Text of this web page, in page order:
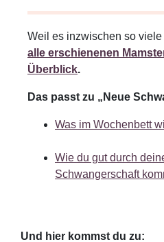
Weil es inzwischen so
alle erschienenen
Überblick.
Das passt zu „Neue
Was im Wochenbett
Wie du gut durch
Schwangerschaft
Und hier kommst du zu: